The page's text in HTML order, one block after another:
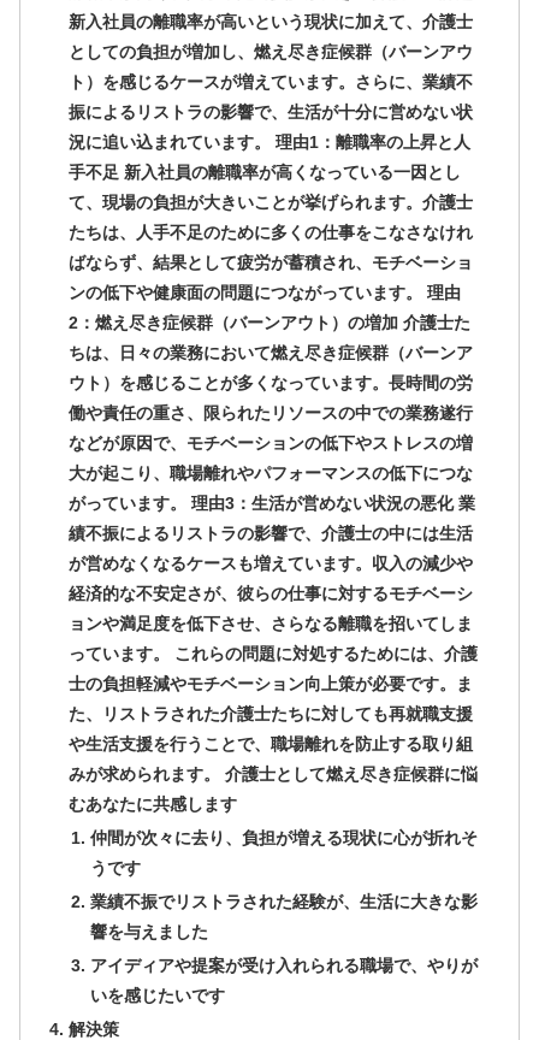
新入社員の離職率が高いという現状に加えて、介護士
としての負担が増加し、燃え尽き症候群（バーンアウ
ト）を感じるケースが増えています。さらに、業績不
振によるリストラの影響で、生活が十分に営めない状
況に追い込まれています。 理由1：離職率の上昇と人
手不足 新入社員の離職率が高くなっている一因とし
て、現場の負担が大きいことが挙げられます。介護士
たちは、人手不足のために多くの仕事をこなさなけれ
ばならず、結果として疲労が蓄積され、モチベーショ
ンの低下や健康面の問題につながっています。 理由
2：燃え尽き症候群（バーンアウト）の増加 介護士た
ちは、日々の業務において燃え尽き症候群（バーンア
ウト）を感じることが多くなっています。長時間の労
働や責任の重さ、限られたリソースの中での業務遂行
などが原因で、モチベーションの低下やストレスの増
大が起こり、職場離れやパフォーマンスの低下につな
がっています。 理由3：生活が営めない状況の悪化 業
績不振によるリストラの影響で、介護士の中には生活
が営めなくなるケースも増えています。収入の減少や
経済的な不安定さが、彼らの仕事に対するモチベーシ
ョンや満足度を低下させ、さらなる離職を招いてしま
っています。 これらの問題に対処するためには、介護
士の負担軽減やモチベーション向上策が必要です。ま
た、リストラされた介護士たちに対しても再就職支援
や生活支援を行うことで、職場離れを防止する取り組
みが求められます。 介護士として燃え尽き症候群に悩
むあなたに共感します
仲間が次々に去り、負担が増える現状に心が折れそ
うです
業績不振でリストラされた経験が、生活に大きな影
響を与えました
アイディアや提案が受け入れられる職場で、やりが
いを感じたいです
解決策